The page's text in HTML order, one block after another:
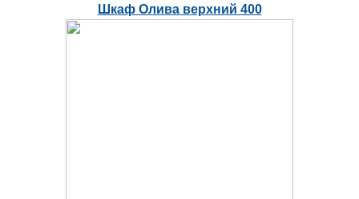
Шкаф Олива верхний 400